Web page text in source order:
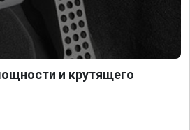
и крутящего